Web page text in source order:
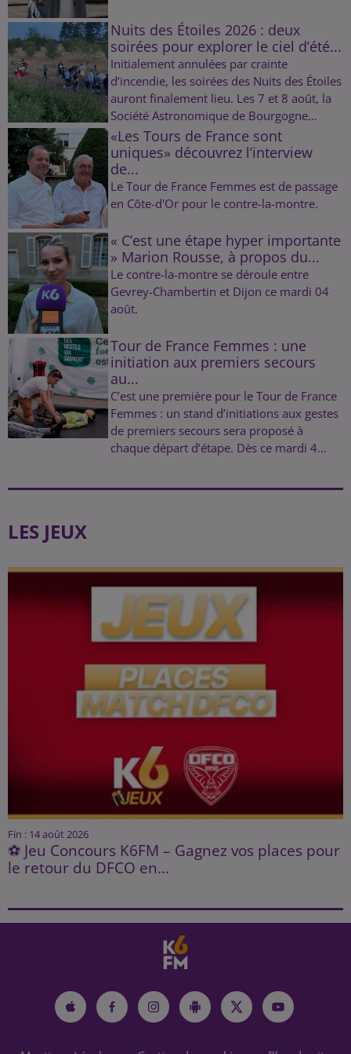
Nuits des Étoiles 2026 : deux
soirées pour explorer le ciel d’été...
Initialement annulées par crainte
d’incendie, les soirées des Nuits des Étoiles
auront finalement lieu. Les 7 et 8 août, la
Société Astronomique de Bourgogne...
«Les Tours de France sont
uniques» découvrez l’interview
de...
Le Tour de France Femmes est de passage
en Côte-d'Or pour le contre-la-montre.
« C’est une étape hyper importante
» Marion Rousse, à propos du...
Le contre-la-montre se déroule entre
Gevrey-Chambertin et Dijon ce mardi 04
août.
Tour de France Femmes : une
initiation aux premiers secours
au...
C’est une première pour le Tour de France
Femmes : un stand d’initiations aux gestes
de premiers secours sera proposé à
chaque départ d’étape. Dès ce mardi 4...
LES JEUX
Fin : 14 août 2026
⚽ Jeu Concours K6FM – Gagnez vos places pour
le retour du DFCO en...